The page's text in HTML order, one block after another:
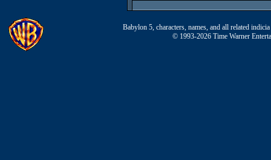
Babylon 5, characters, names, and all related
© 1993-2026 Time Warner